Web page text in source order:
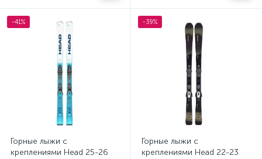
-41%
Горные лыжи с
креплениями Head 25-26
-39%
Горные лыжи с
креплениями Head 22-23